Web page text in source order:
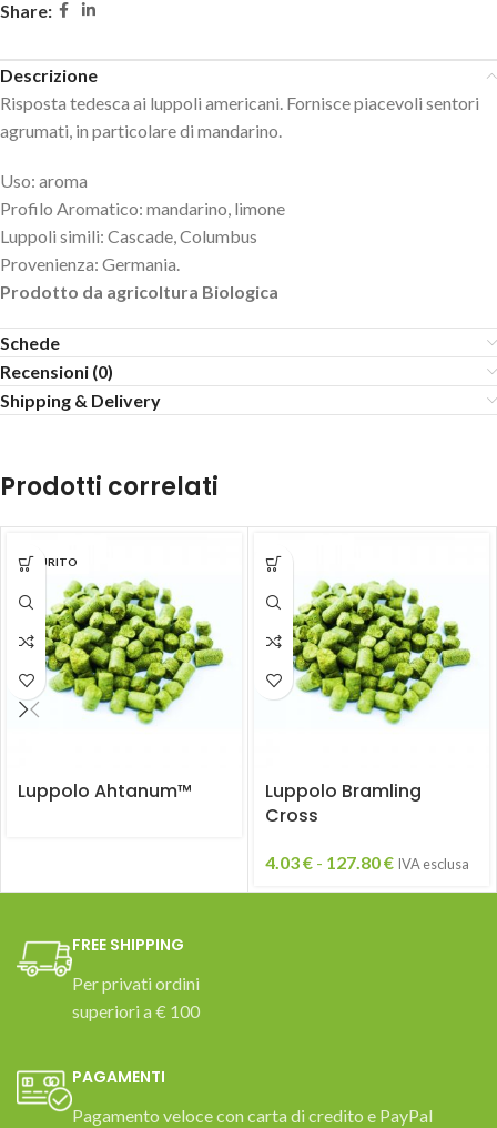
Share:
Descrizione
Risposta tedesca ai luppoli americani. Fornisce piacevoli sentori
agrumati, in particolare di mandarino.
Uso: aroma
Profilo Aromatico: mandarino, limone
Luppoli simili: Cascade, Columbus
Provenienza: Germania.
Prodotto da agricoltura Biologica
Schede
Recensioni (0)
Shipping & Delivery
Prodotti correlati
ESAURITO
Luppolo Ahtanum™
Luppolo Bramling
Cross
4.03€ - 127.80€ IVA esclusa
FREE SHIPPING
Per privati ordini
superiori a € 100
PAGAMENTI
Pagamento veloce con carta di credito e PayPal